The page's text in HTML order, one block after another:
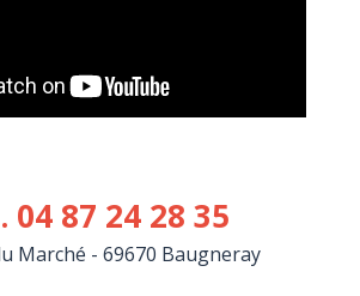
04 87 24 28 35
Marché - 69670 Baugneray